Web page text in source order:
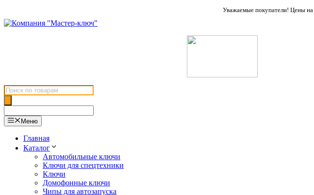
к
содержимому
Уважаемые покупатели! Цены на
Поиск
товаров
Меню
Главная
Каталог
Автомобильные ключи
Ключи для спецтехники
Ключи
Домофонные ключи
Чипы для автозапуска